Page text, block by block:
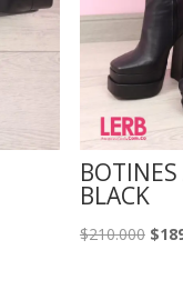
BOTINES
BLACK
$210.000 El
$